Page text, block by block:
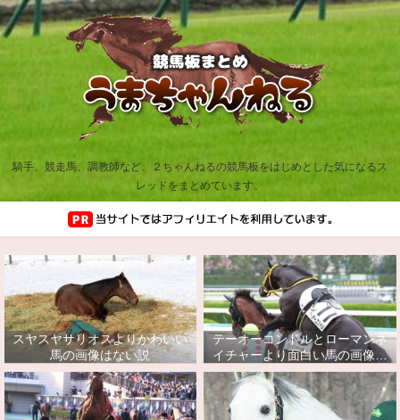
騎手、競走馬、調教師など、２ちゃんねるの競馬板をはじめとした気になるス
レッドをまとめています。
スヤスヤサリオスよりかわいい
馬の画像はない説
テーオーコンドルとローマンネ
イチャーより面白い馬の画像っ
てあるの？